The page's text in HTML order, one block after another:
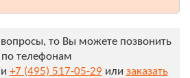
вопросы, то Вы можете позвонить
по телефонам
+7 (495) 517-05-29 или заказать